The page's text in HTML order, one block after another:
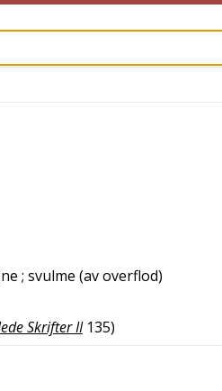
; svulme (av overflod)
Skrifter II 135)